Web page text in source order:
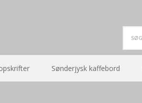
Sønderjysk kaffebord